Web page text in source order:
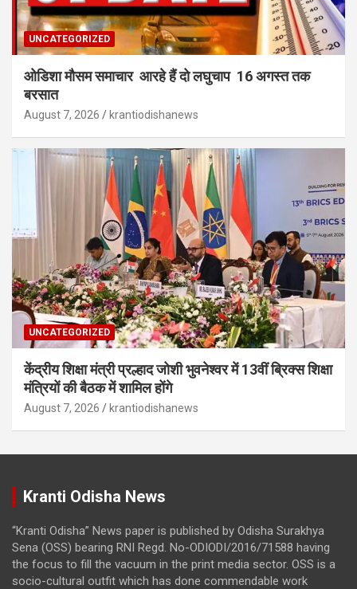
UNCATEGORIZED
ओडिशा मौसम समाचार आरहे हैं दो लघुचाप 16 अगस्त तक
बरसात
August 7, 2026 krantiodishanews
UNCATEGORIZED
केंद्रीय शिक्षा मंत्री प्रल्हाद जोशी भुवनेश्वर में 13वीं ब्रिक्स शिक्षा
मंत्रियों की बैठक में शामिल होंगे
August 7, 2026 krantiodishanews
Kranti Odisha News
“Kranti Odisha” News paper is published by Odisha Surakhya
Sena (OSS) bearing RNI Regd. No-ODIODI/2016/71588 having
the focus to fill the vacuum in the print media sector. OSS is a
socio-cultural outfit which has done commendable work